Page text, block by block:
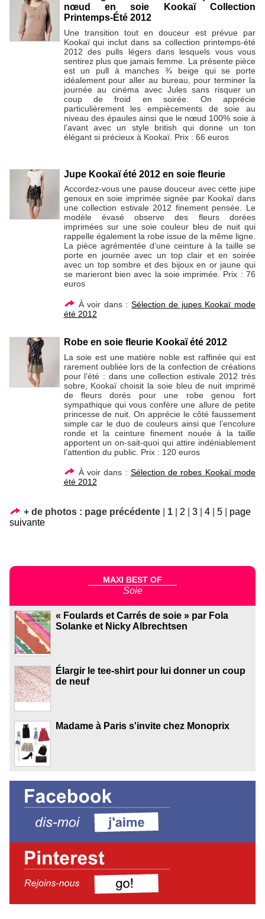
nœud en soie Kookaï Collection
Printemps-Été 2012
Une transition tout en douceur est prévue par
Kookaï qui inclut dans sa collection printemps-été
2012 des pulls légers dans lesquels vous vous
sentirez plus que jamais femme. La présente pièce
est un pull à manches ¾ beige qui se porte
idéalement pour aller au bureau, pour terminer la
journée au cinéma avec Jules sans risquer un
coup de froid en soirée. On apprécie
particulièrement les empiècements de soie au
niveau des épaules ainsi que le nœud 100% soie à
l’avant avec un style british qui donne un ton
élégant si précieux à Kookaï. Prix : 66 euros
Jupe Kookaï été 2012 en soie fleurie
Accordez-vous une pause douceur avec cette jupe
genoux en soie imprimée signée par Kookaï dans
une collection estivale 2012 finement pensée. Le
modèle évasé observe des fleurs dorées
imprimées sur une soie couleur bleu de nuit qui
rappelle également la robe issue de la même ligne.
La pièce agrémentée d’une ceinture à la taille se
porte en journée avec un top clair et en soirée
avec un top sombre et des bijoux en or jaune qui
se marieront bien avec la soie imprimée. Prix : 76
euros
À voir dans : Sélection de jupes Kookaï mode
été 2012
Robe en soie fleurie Kookaï été 2012
La soie est une matière noble est raffinée qui est
rarement oubliée lors de la confection de créations
pour l’été : dans une collection estivale 2012 très
sobre, Kookaï choisit la soie bleu de nuit imprimé
de fleurs dorés pour une robe genou fort
sympathique qui vous confère une allure de petite
princesse de nuit. On apprécie le côté faussement
simple car le duo de couleurs ainsi que l’encolure
ronde et la ceinture finement nouée à la taille
apportent un on-sait-quoi qui attire indéniablement
l’attention du public. Prix : 120 euros
À voir dans : Sélection de robes Kookaï mode
été 2012
+ de photos : page précédente 1 2 3 4 5
page
suivante
MAXI BEST OF
Soie
« Foulards et Carrés de soie » par Fola
Solanke et Nicky Albrechtsen
Élargir le tee-shirt pour lui donner un coup
de neuf
Madame à Paris s'invite chez Monoprix